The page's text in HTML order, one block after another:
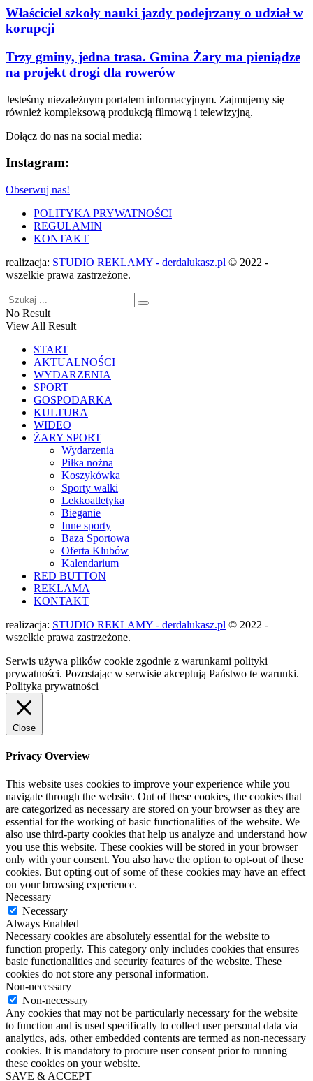
Właściciel szkoły nauki jazdy podejrzany o udział w
korupcji
Trzy gminy, jedna trasa. Gmina Żary ma pieniądze
na projekt drogi dla rowerów
Jesteśmy niezależnym portalem informacyjnym. Zajmujemy się
również kompleksową produkcją filmową i telewizyjną.
Dołącz do nas na social media:
Instagram:
Obserwuj nas!
POLITYKA PRYWATNOŚCI
REGULAMIN
KONTAKT
realizacja: STUDIO REKLAMY - derdalukasz.pl © 2022 -
wszelkie prawa zastrzeżone.
No Result
View All Result
START
AKTUALNOŚCI
WYDARZENIA
SPORT
GOSPODARKA
KULTURA
WIDEO
ŻARY SPORT
Wydarzenia
Piłka nożna
Koszykówka
Sporty walki
Lekkoatletyka
Bieganie
Inne sporty
Baza Sportowa
Oferta Klubów
Kalendarium
RED BUTTON
REKLAMA
KONTAKT
realizacja: STUDIO REKLAMY - derdalukasz.pl © 2022 -
wszelkie prawa zastrzeżone.
Serwis używa plików cookie zgodnie z warunkami polityki
prywatności. Pozostając w serwisie akceptują Państwo te warunki.
Polityka prywatności
Close
Privacy Overview
This website uses cookies to improve your experience while you
navigate through the website. Out of these cookies, the cookies that
are categorized as necessary are stored on your browser as they are
essential for the working of basic functionalities of the website. We
also use third-party cookies that help us analyze and understand how
you use this website. These cookies will be stored in your browser
only with your consent. You also have the option to opt-out of these
cookies. But opting out of some of these cookies may have an effect
on your browsing experience.
Necessary
Necessary
Always Enabled
Necessary cookies are absolutely essential for the website to
function properly. This category only includes cookies that ensures
basic functionalities and security features of the website. These
cookies do not store any personal information.
Non-necessary
Non-necessary
Any cookies that may not be particularly necessary for the website
to function and is used specifically to collect user personal data via
analytics, ads, other embedded contents are termed as non-necessary
cookies. It is mandatory to procure user consent prior to running
these cookies on your website.
SAVE & ACCEPT